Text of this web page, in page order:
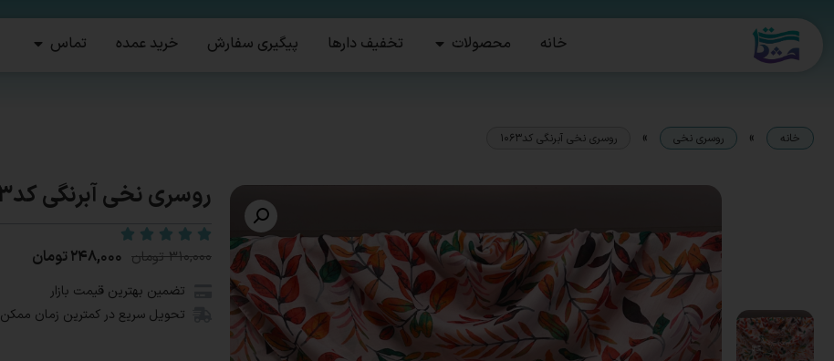
خانه محصولات تخفیف دارها پیگیری سفارش خرید عمده تماس
خانه » روسری نخی » روسری نخی آبرنگی کد1063
روسری نخی آبرنگی کد1063
۳۱۰,۰۰۰ تومان ۲۴۸,۰۰۰تومان
تضمین بهترین قیمت بازار
تحویل سریع در کمترین زمان ممکن